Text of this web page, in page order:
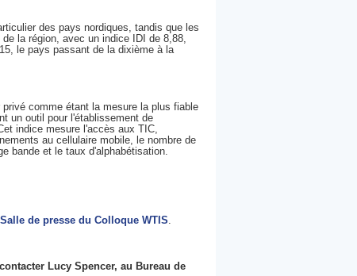
des pays nordiques, tandis que les
la région, avec un indice IDI de 8,88,
le pays passant de la dixième à la
comme étant la mesure la plus fiable
un outil pour l'établissement de
indice mesure l'accès aux TIC,
au cellulaire mobile, le nombre de
bande et le taux d'alphabétisation.
Salle de presse du Colloque WTIS
Lucy Spencer, au Bureau de